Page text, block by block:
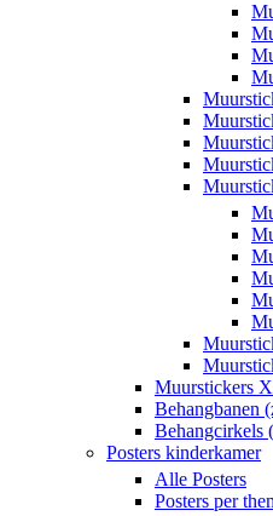
Muurstickers
Behangbanen
Behangcirkels
Posters kinderkamer
Alle Posters
Posters per